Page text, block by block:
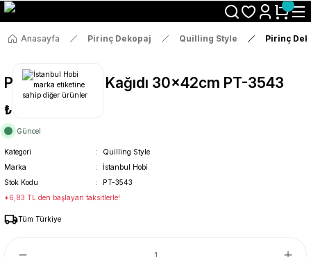
Size Özel "HG10" Koduyla Sepette Hemen %10 İndirimi Kaçırma
Anasayfa Pirinç Dekopaj Quilling Style Pirinç
Pirinç Dekopaj Kağıdı 30x42cm PT-3543
₺36
Güncel
Kategori
Quilling Style
Marka
İstanbul Hobi
Stok Kodu
PT-3543
*6,83 TL den başlayan taksitlerle!
Tüm Türkiye